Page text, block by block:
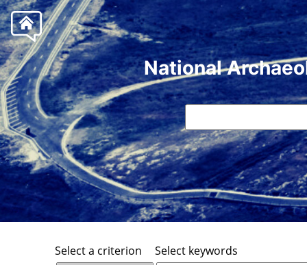
National
Select a criterion Select keywords